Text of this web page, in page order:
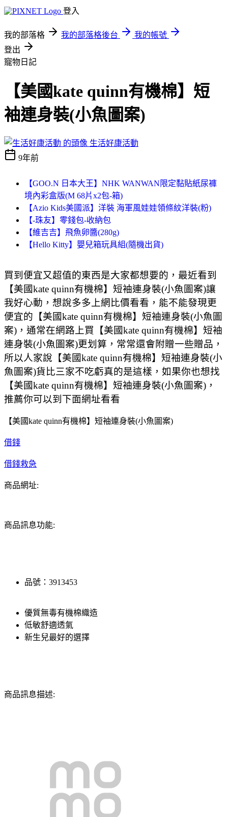
登入
我的部落格 我的部落格後台
我的帳號
登出
寵物日記
【美國kate quinn有機棉】短
袖連身裝(小魚圖案)
生活好康活動
9年前
【GOO.N 日本大王】NHK WANWAN限定黏貼紙尿褲
境內彩盒版(M 68片x2包-箱)
【Azio Kids美國派】洋裝 海軍風娃娃領條紋洋裝(粉)
【-珠友】零錢包-收納包
【維吉吉】飛魚卵醬(280g)
【Hello Kitty】嬰兒箱玩具組(隨機出貨)
買到便宜又超值的東西是大家都想要的，最近看到
【美國kate quinn有機棉】短袖連身裝(小魚圖案)讓
我好心動，想說多多上網比價看看，能不能發現更
便宜的【美國kate quinn有機棉】短袖連身裝(小魚圖
案)，通常在網路上買【美國kate quinn有機棉】短袖
連身裝(小魚圖案)更划算，常常還會附贈一些贈品，
所以人家說【美國kate quinn有機棉】短袖連身裝(小
魚圖案)貨比三家不吃虧真的是這樣，如果你也想找
【美國kate quinn有機棉】短袖連身裝(小魚圖案)，
推薦你可以到下面網址看看
【美國kate quinn有機棉】短袖連身裝(小魚圖案)
借錢
借錢救急
商品網址:
商品訊息功能:
品號：3913453
優質無毒有機棉織造
低敏舒適透氣
新生兒最好的選擇
商品訊息描述: